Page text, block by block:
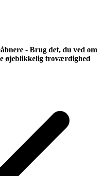
- Brug det, du ved om
øjeblikkelig troværdighed